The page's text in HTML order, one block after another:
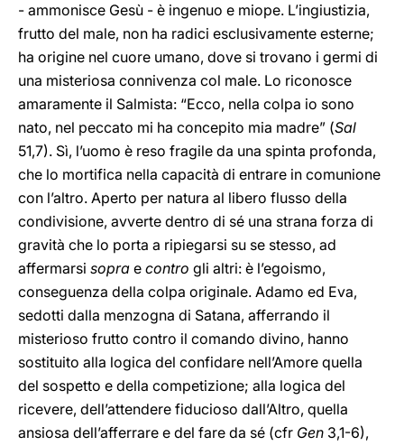
- ammonisce Gesù - è ingenuo e miope. L’ingiustizia,
frutto del male, non ha radici esclusivamente esterne;
ha origine nel cuore umano, dove si trovano i germi di
una misteriosa connivenza col male. Lo riconosce
amaramente il Salmista: “Ecco, nella colpa io sono
nato, nel peccato mi ha concepito mia madre” (Sal
51,7). Sì, l’uomo è reso fragile da una spinta profonda,
che lo mortifica nella capacità di entrare in comunione
con l’altro. Aperto per natura al libero flusso della
condivisione, avverte dentro di sé una strana forza di
gravità che lo porta a ripiegarsi su se stesso, ad
affermarsi sopra e contro gli altri: è l’egoismo,
conseguenza della colpa originale. Adamo ed Eva,
sedotti dalla menzogna di Satana, afferrando il
misterioso frutto contro il comando divino, hanno
sostituito alla logica del confidare nell’Amore quella
del sospetto e della competizione; alla logica del
ricevere, dell’attendere fiducioso dall’Altro, quella
ansiosa dell’afferrare e del fare da sé (cfr Gen 3,1-6),